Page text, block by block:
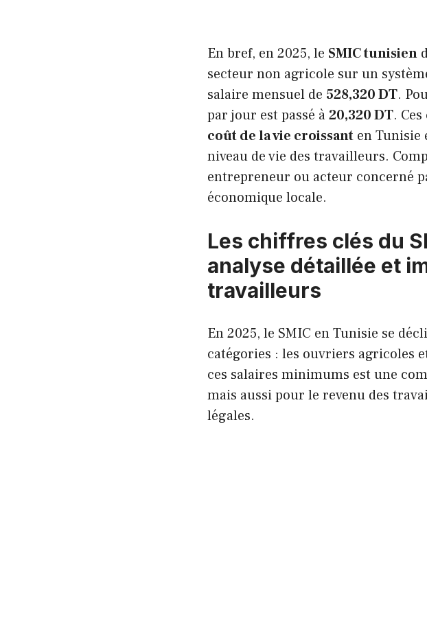
En bref, en 2025, le SMIC tunisien
secteur non agricole sur un
salaire mensuel de 528,320 DT.
par jour est passé à20,320 DT.
coût de la vie croissant en Tunisie
niveau de vie des travailleurs.
entrepreneur ou acteur concerné
économique locale.
Les chiffres clés du
analyse détaillée et
travailleurs
En 2025, le SMIC en Tunisie se
catégories : les ouvriers agricoles
ces salaires minimums est une
mais aussi pour le revenu des
légales.